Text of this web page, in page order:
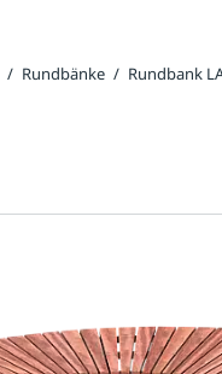
/ Rundbänke / Rundbank